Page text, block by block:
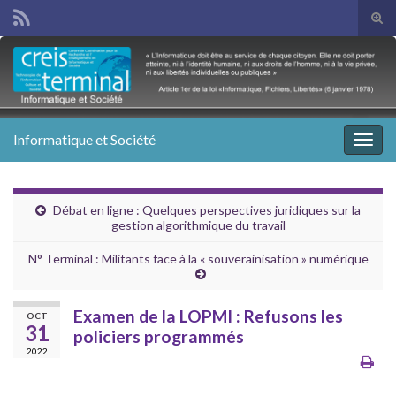
Search for:
Informatique et Société
Débat en ligne : Quelques perspectives juridiques sur la
gestion algorithmique du travail
N° Terminal : Militants face à la « souverainisation » numérique
OCT
31
2022
Examen de la LOPMI : Refusons les
policiers programmés